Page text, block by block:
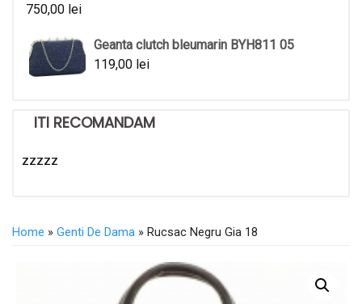
750,00 lei
Geanta clutch bleumarin BYH811 05
119,00 lei
ITI RECOMANDAM
zzzzz
Home » Genti De Dama » Rucsac Negru Gia 18